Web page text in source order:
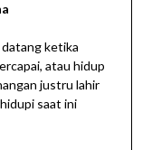
datang ketika
atau hidup
justru lahir
saat ini